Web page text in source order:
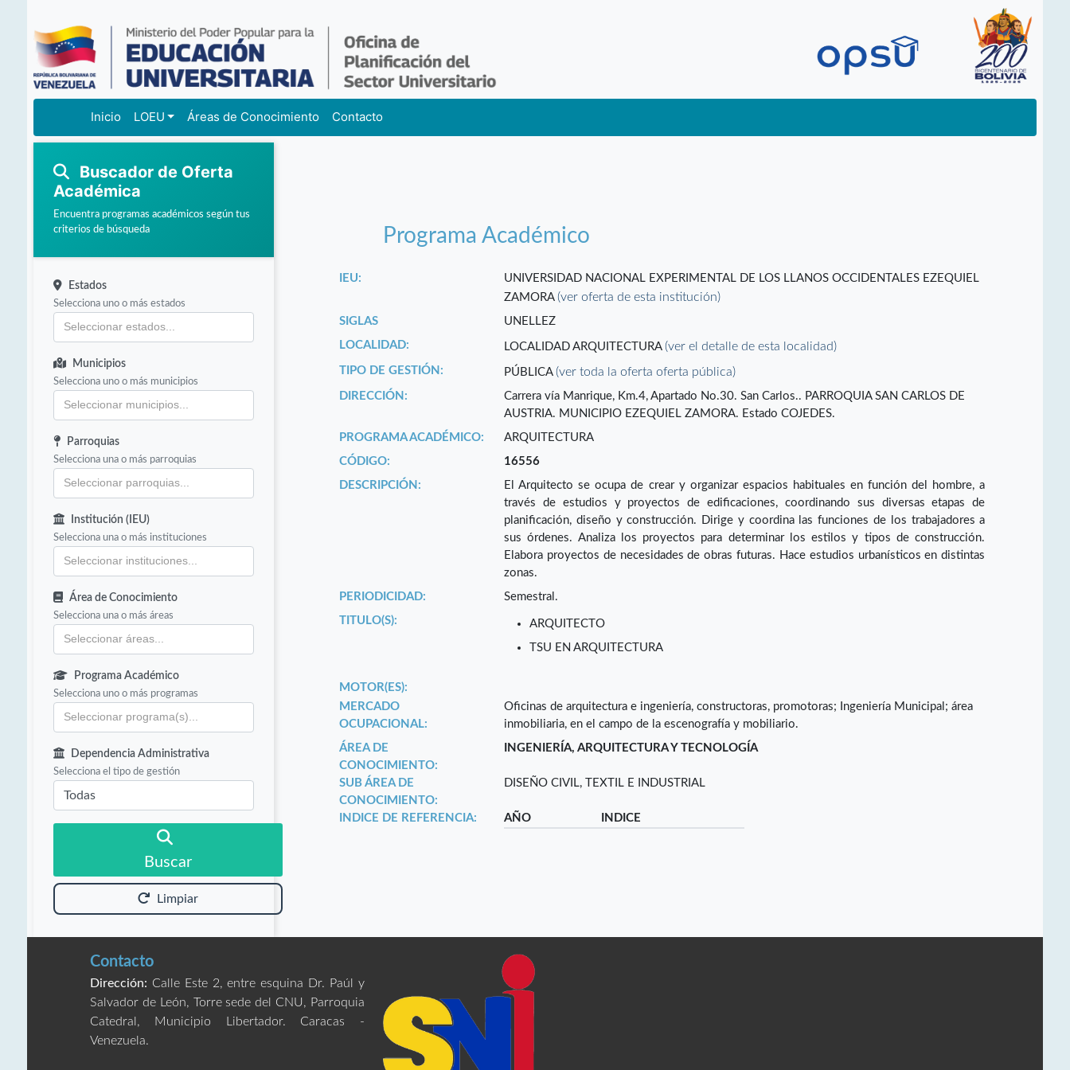
Inicio LOEU Áreas de Conocimiento Contacto
Buscador de Oferta
Académica
Encuentra programas académicos según tus
criterios de búsqueda
Estados
Selecciona uno o más estados
Municipios
Selecciona uno o más municipios
Parroquias
Selecciona una o más parroquias
Institución (IEU)
Selecciona una o más instituciones
Área de Conocimiento
Selecciona una o más áreas
Programa Académico
Selecciona uno o más programas
Dependencia Administrativa
Selecciona el tipo de gestión
Buscar
Limpiar
Programa Académico
IEU:
UNIVERSIDAD NACIONAL EXPERIMENTAL DE LOS LLANOS OCCIDENTALES EZEQUIEL
ZAMORA(ver oferta de esta institución)
SIGLAS
UNELLEZ
LOCALIDAD:
LOCALIDAD ARQUITECTURA(ver el detalle de esta localidad)
TIPO DE GESTIÓN: PÚBLICA(ver toda la oferta oferta pública)
DIRECCIÓN:
Carrera vía Manrique, Km.4, Apartado No.30. San Carlos.. PARROQUIA SAN CARLOS DE
AUSTRIA. MUNICIPIO EZEQUIEL ZAMORA. Estado COJEDES.
PROGRAMA ACADÉMICO:
ARQUITECTURA
CÓDIGO:
16556
DESCRIPCIÓN:
El Arquitecto se ocupa de crear y organizar espacios habituales en función del hombre, a
través de estudios y proyectos de edificaciones, coordinando sus diversas etapas de
planificación, diseño y construcción. Dirige y coordina las funciones de los trabajadores a
sus órdenes. Analiza los proyectos para determinar los estilos y tipos de construcción.
Elabora proyectos de necesidades de obras futuras. Hace estudios urbanísticos en distintas
zonas.
PERIODICIDAD:
Semestral.
TITULO(S):
ARQUITECTO
TSU EN ARQUITECTURA
MOTOR(ES):
MERCADO
OCUPACIONAL:
Oficinas de arquitectura e ingeniería, constructoras, promotoras; Ingeniería Municipal; área
inmobiliaria, en el campo de la escenografía y mobiliario.
ÁREA DE
CONOCIMIENTO:
INGENIERÍA, ARQUITECTURA Y TECNOLOGÍA
SUB ÁREA DE
CONOCIMIENTO:
DISEÑO CIVIL, TEXTIL E INDUSTRIAL
INDICE DE REFERENCIA: AÑO INDICE
Contacto
Dirección: Calle Este 2, entre esquina Dr. Paúl y
Salvador de León, Torre sede del CNU, Parroquia
Catedral, Municipio Libertador. Caracas -
Venezuela.